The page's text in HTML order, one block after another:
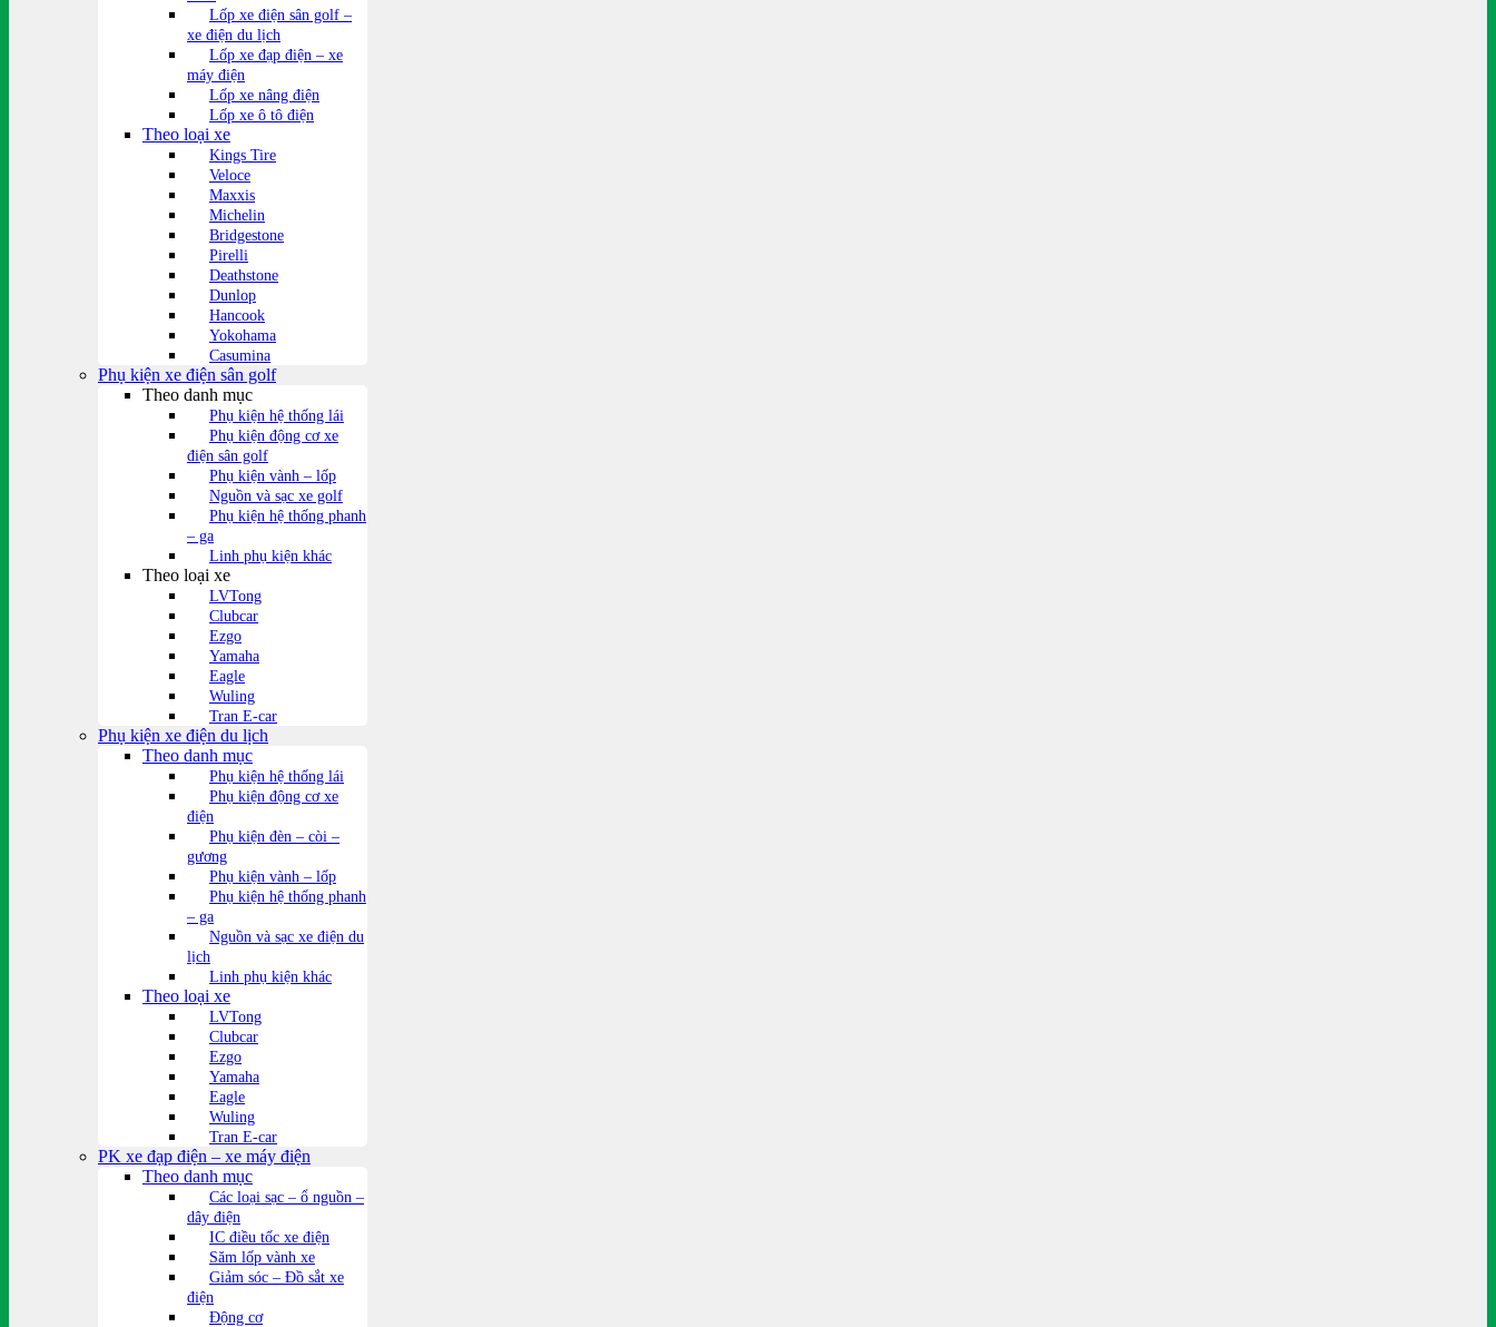
Lốp xe điện sân golf –
xe điện du lịch
Lốp xe đạp điện – xe
máy điện
Lốp xe nâng điện
Lốp xe ô tô điện
Theo loại xe
Kings Tire
Veloce
Maxxis
Michelin
Bridgestone
Pirelli
Deathstone
Dunlop
Hancook
Yokohama
Casumina
Phụ kiện xe điện sân golf
Theo danh mục
Phụ kiện hệ thống lái
Phụ kiện động cơ xe
điện sân golf
Phụ kiện vành – lốp
Nguồn và sạc xe golf
Phụ kiện hệ thống phanh
– ga
Linh phụ kiện khác
Theo loại xe
LVTong
Clubcar
Ezgo
Yamaha
Eagle
Wuling
Tran E-car
Phụ kiện xe điện du lịch
Theo danh mục
Phụ kiện hệ thống lái
Phụ kiện động cơ xe
điện
Phụ kiện đèn – còi –
gương
Phụ kiện vành – lốp
Phụ kiện hệ thống phanh
– ga
Nguồn và sạc xe điện du
lịch
Linh phụ kiện khác
Theo loại xe
LVTong
Clubcar
Ezgo
Yamaha
Eagle
Wuling
Tran E-car
PK xe đạp điện – xe máy điện
Theo danh mục
Các loại sạc – ổ nguồn –
dây điện
IC điều tốc xe điện
Săm lốp vành xe
Giảm sóc – Đồ sắt xe
điện
Động cơ